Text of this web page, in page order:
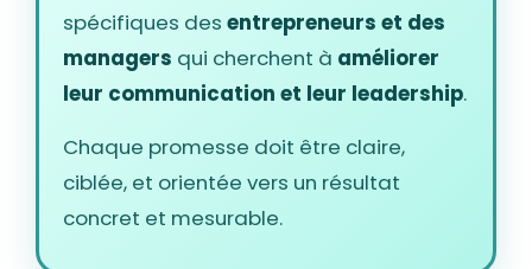
spécifiques des entrepreneurs et des
managers qui cherchent à améliorer
leur communication et leur leadership.
Chaque promesse doit être claire,
ciblée, et orientée vers un résultat
concret et mesurable.